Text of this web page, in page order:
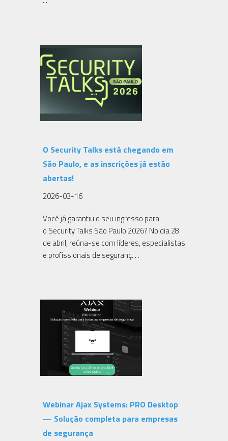
O Security Talks está chegando em
São Paulo, e as inscrições já estão
abertas!
2026-03-16
Você já garantiu o seu ingresso para
o Security Talks São Paulo 2026? No dia 28
de abril, reúna-se com líderes, especialistas
e profissionais de seguranç. . .
Webinar Ajax Systems: PRO Desktop
— Solução completa para empresas
de segurança